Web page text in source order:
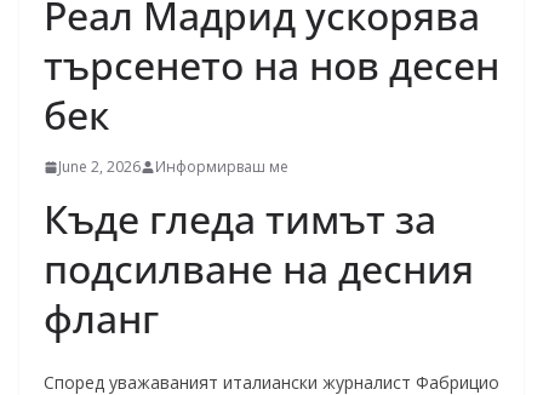
Реал Мадрид ускорява
търсенето на нов десен
бек
June 2, 2026 Информирваш ме
Къде гледа тимът за
подсилване на десния
фланг
Според уважаваният италиански журналист Фабрицио